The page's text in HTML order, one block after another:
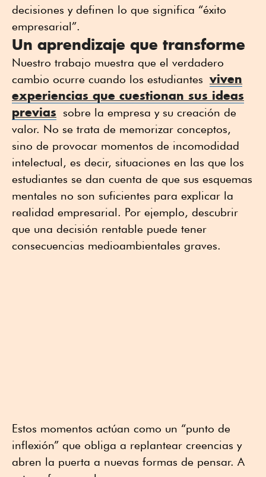
decisiones y definen lo que significa “éxito
empresarial”.
Un aprendizaje que transforme
Nuestro trabajo muestra que el verdadero
cambio ocurre cuando los estudiantes viven
experiencias que cuestionan sus ideas
previas sobre la empresa y su creación de
valor. No se trata de memorizar conceptos,
sino de provocar momentos de incomodidad
intelectual, es decir, situaciones en las que los
estudiantes se dan cuenta de que sus esquemas
mentales no son suficientes para explicar la
realidad empresarial. Por ejemplo, descubrir
que una decisión rentable puede tener
consecuencias medioambientales graves.
Estos momentos actúan como un “punto de
inflexión” que obliga a replantear creencias y
abren la puerta a nuevas formas de pensar. A